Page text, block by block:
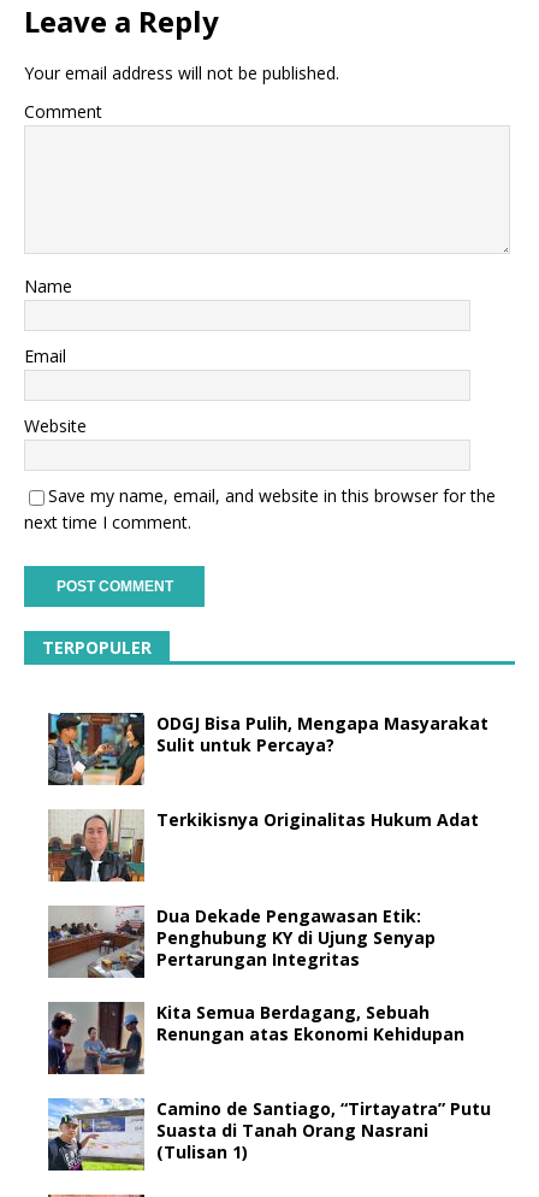
Leave a Reply
Your email address will not be published.
Comment
Name
Email
Website
Save my name, email, and website in this browser for the
next time I comment.
TERPOPULER
ODGJ Bisa Pulih, Mengapa Masyarakat
Sulit untuk Percaya?
Terkikisnya Originalitas Hukum Adat
Dua Dekade Pengawasan Etik:
Penghubung KY di Ujung Senyap
Pertarungan Integritas
Kita Semua Berdagang, Sebuah
Renungan atas Ekonomi Kehidupan
Camino de Santiago, “Tirtayatra” Putu
Suasta di Tanah Orang Nasrani
(Tulisan 1)